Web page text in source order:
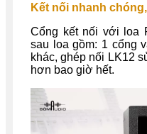
Kết nối nhanh
Cổng kết nối với loa
sau loa gồm: 1 cổng
khác, ghép nối LK12
hơn bao giờ hết.